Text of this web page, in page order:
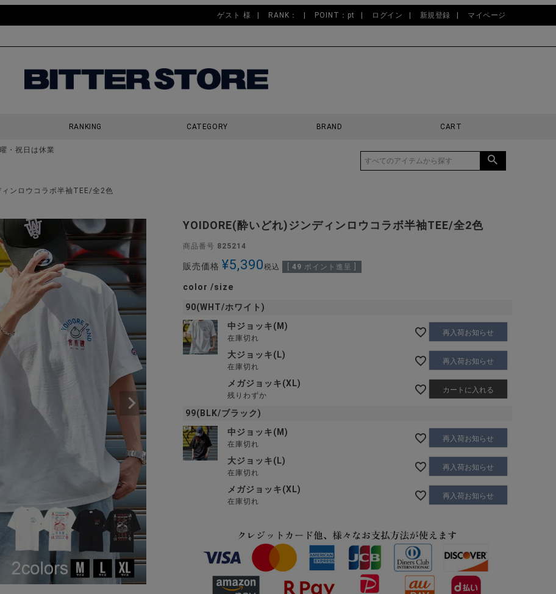
ゲスト 様 RANK： POINT：pt ログイン 新規登録 マイページ
RANKING CATEGORY BRAND CART
・祝日は休業
ンロウコラボ半袖TEE/全2色
YOIDORE(酔いどれ)ジンディンロウコラボ半袖TEE/全2色
商品番号 825214
販売価格 ¥5,390税込 49 ポイント進呈 ]
color size
90(WHT/ホワイト)
中ジョッキ(M)
在庫切れ
再入荷お知らせ
大ジョッキ(L)
在庫切れ
再入荷お知らせ
メガジョッキ(XL)
残りわずか
カートに入れる
99(BLK/ブラック)
中ジョッキ(M)
在庫切れ
再入荷お知らせ
大ジョッキ(L)
在庫切れ
再入荷お知らせ
メガジョッキ(XL)
在庫切れ
再入荷お知らせ